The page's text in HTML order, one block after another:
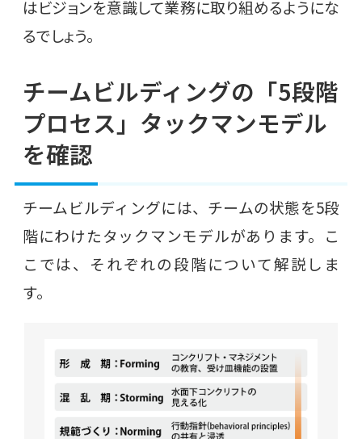
はビジョンを意識して業務に取り組めるようにな
るでしょう。
チームビルディングの「5段階
プロセス」タックマンモデル
を確認
チームビルディングには、チームの状態を5段
階にわけたタックマンモデルがあります。こ
こでは、それぞれの段階について解説しま
す。